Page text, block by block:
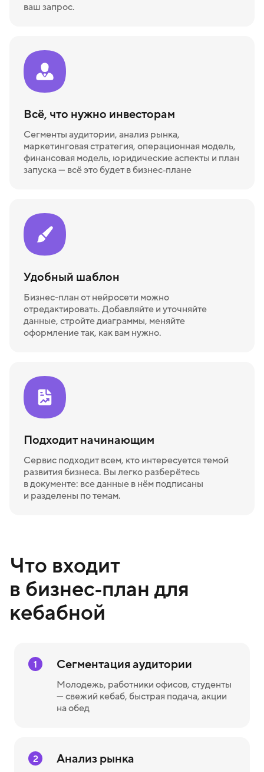
ваш запрос.
Всё, что нужно инвесторам
Сегменты аудитории, анализ рынка,
маркетинговая стратегия, операционная модель,
финансовая модель, юридические аспекты и план
запуска — всё это будет в бизнес‑плане
Удобный шаблон
Бизнес-план от нейросети можно
отредактировать. Добавляйте и уточняйте
данные, стройте диаграммы, меняйте
оформление так, как вам нужно.
Подходит начинающим
Сервис подходит всем, кто интересуется темой
развития бизнеса. Вы легко разберётесь
в документе: все данные в нём подписаны
и разделены по темам.
Что входит
в бизнес‑план для
кебабной
1 Сегментация аудитории
Молодежь, работники офисов, студенты
— свежий кебаб, быстрая подача, акции
на обед
2 Анализ рынка